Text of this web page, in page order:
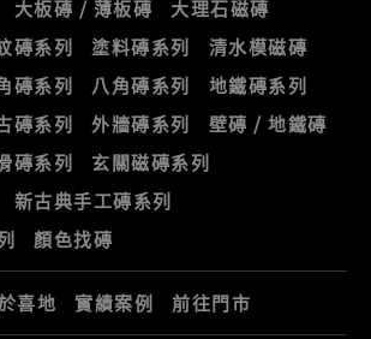
大板磚 / 薄板磚
大理石磁磚
磚系列 塗料磚系列
清水模磁磚
磚系列 八角磚系列
地鐵磚系列
磚系列 外牆磚系列
壁磚 / 地鐵磚
磚系列
玄關磁磚系列
新古典手工磚系列
顏色找磚
喜地 實績案例 前往門市